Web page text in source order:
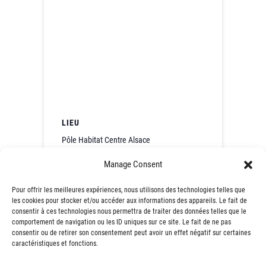
Manage Consent
Pour offrir les meilleures expériences, nous utilisons des technologies telles que
les cookies pour stocker et/ou accéder aux informations des appareils. Le fait de
consentir à ces technologies nous permettra de traiter des données telles que le
comportement de navigation ou les ID uniques sur ce site. Le fait de ne pas
consentir ou de retirer son consentement peut avoir un effet négatif sur certaines
caractéristiques et fonctions.
LIEU
Pôle Habitat Centre Alsace
France
253e Café Contact de
l’Emploi® – Mulhouse
(68)
256e Café Contact
de l’Emploi – Bobigny
(93)